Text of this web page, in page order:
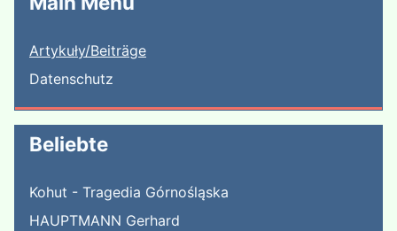
Artykuły/Beiträge
Datenschutz
Beliebte
Kohut - Tragedia Górnośląska
HAUPTMANN Gerhard